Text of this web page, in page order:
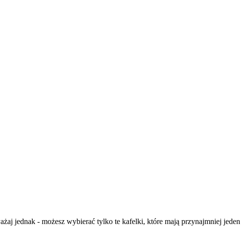
jednak - możesz wybierać tylko te kafelki, które mają przynajmniej jeden